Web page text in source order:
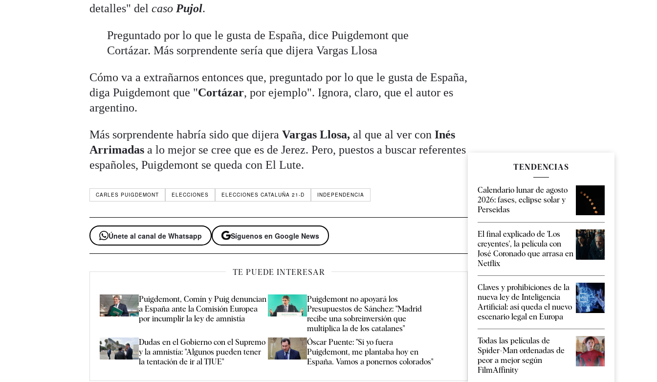
detalles" delcaso Pujol.
Preguntado por lo que le gusta de España, dice Puigdemont que
Cortázar. Más sorprendente sería que dijera Vargas Llosa
Cómo va a extrañarnos entonces que, preguntado por lo que le gusta de España,
diga Puigdemont que "Cortázar, por ejemplo". Ignora, claro, que el autor es
argentino.
Más sorprendente habría sido que dijeraVargas Llosa, al que al ver conInés
Arrimadas a lo mejor se cree que es de Jerez. Pero, puestos a buscar referentes
españoles, Puigdemont se queda con El Lute.
CARLES PUIGDEMONT ELECCIONES ELECCIONES CATALUÑA 21-D INDEPENDENCIA
Únete al canal de Whatsapp Síguenos en Google News
TE PUEDE INTERESAR
Puigdemont, Comín y Puig denuncian
a España ante la Comisión Europea
por incumplir la ley de amnistía
Puigdemont no apoyará los
Presupuestos de Sánchez: "Madrid
recibe una sobreinversión que
multiplica la de los catalanes"
Dudas en el Gobierno con el Supremo
y la amnistía: "Algunos pueden tener
la tentación de ir al TJUE"
Óscar Puente: "Si yo fuera
Puigdemont, me plantaba hoy en
España. Vamos a ponernos colorados"
TENDENCIAS
Calendario lunar de agosto
2026: fases, eclipse solar y
Perseidas
El final explicado de 'Los
creyentes', la película con
José Coronado que arrasa en
Netflix
Claves y prohibiciones de la
nueva ley de Inteligencia
Artificial: así queda el nuevo
escenario legal en Europa
Todas las películas de
Spider-Man ordenadas de
peor a mejor según
FilmAffinity